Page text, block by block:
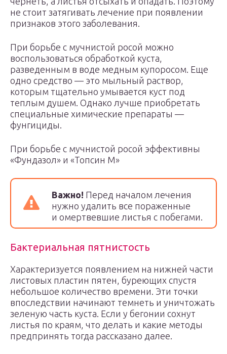
не стоит затягивать лечение при появлении
признаков этого заболевания.
При борьбе с мучнистой росой можно
воспользоваться обработкой куста,
разведенным в воде медным купоросом. Еще
одно средство — это мыльный раствор,
которым тщательно умывается куст под
теплым душем. Однако лучше приобретать
специальные химические препараты —
фунгициды.
При борьбе с мучнистой росой эффективны
«Фундазол» и «Топсин М»
Важно! Перед началом лечения
нужно удалить все пораженные
и омертвевшие листья с побегами.
Бактериальная пятнистость
Характеризуется появлением на нижней части
листовых пластин пятен, буреющих спустя
небольшое количество времени. Эти точки
впоследствии начинают темнеть и уничтожать
зеленую часть куста. Если у бегонии сохнут
листья по краям, что делать и какие методы
предпринять тогда рассказано далее.